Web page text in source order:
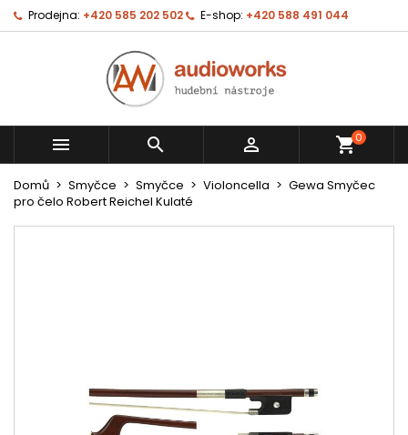
Prodejna: +420 585 202 502 E-shop: +420 588 491 044
   shopping_cart0
Domů Smyčce Smyčce Violoncella
Gewa Smyčec
pro čelo Robert Reichel Kulaté